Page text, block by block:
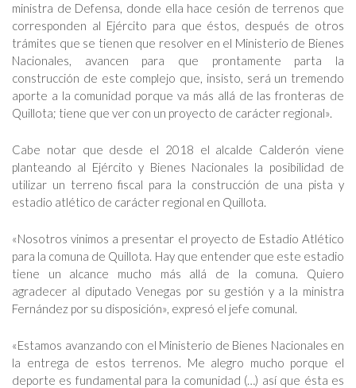
ministra de Defensa, donde ella hace cesión de terrenos que
corresponden al Ejército para que éstos, después de otros
trámites que se tienen que resolver en el Ministerio de Bienes
Nacionales, avancen para que prontamente parta la
construcción de este complejo que, insisto, será un tremendo
aporte a la comunidad porque va más allá de las fronteras de
Quillota; tiene que ver con un proyecto de carácter regional».
Cabe notar que desde el 2018 el alcalde Calderón viene
planteando al Ejército y Bienes Nacionales la posibilidad de
utilizar un terreno fiscal para la construcción de una pista y
estadio atlético de carácter regional en Quillota.
«Nosotros vinimos a presentar el proyecto de Estadio Atlético
para la comuna de Quillota. Hay que entender que este estadio
tiene un alcance mucho más allá de la comuna. Quiero
agradecer al diputado Venegas por su gestión y a la ministra
Fernández por su disposición», expresó el jefe comunal.
«Estamos avanzando con el Ministerio de Bienes Nacionales en
la entrega de estos terrenos. Me alegro mucho porque el
deporte es fundamental para la comunidad (…) así que ésta es